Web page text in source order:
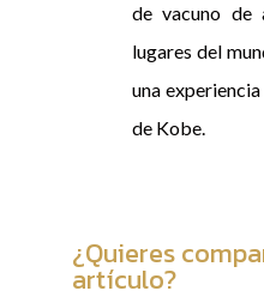
de vacuno de
lugares del
una
de Kobe.
¿Quieres
artículo?